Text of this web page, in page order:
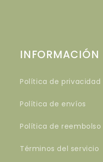
INFORMACIÓN
Política de privacidad
Política de envíos
Política de reembolso
Términos del servicio